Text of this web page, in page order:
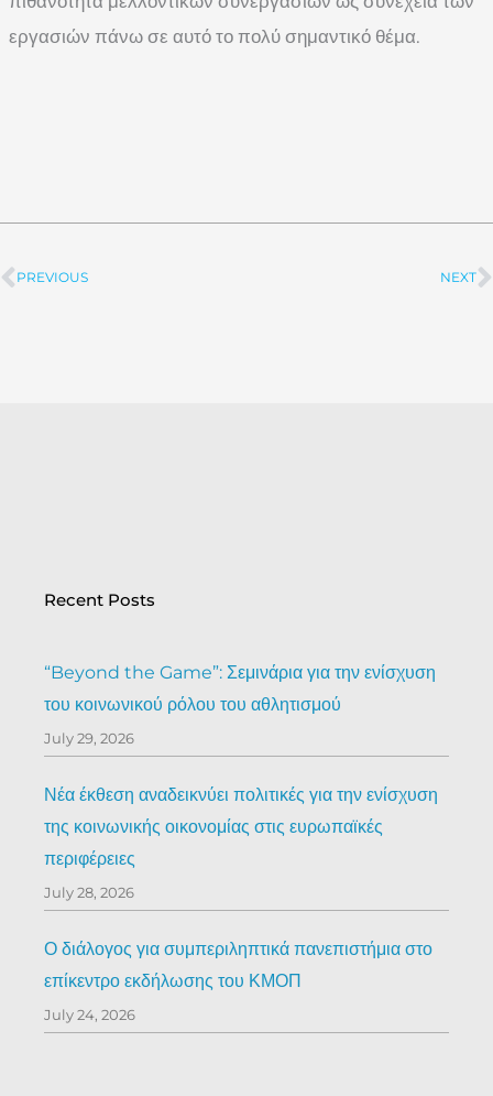
εργασιών πάνω σε αυτό το πολύ σημαντικό θέμα.
Prev
PREVIOUS NEXT
Recent Posts
“Beyond the Game”: Σεμινάρια για την ενίσχυση
του κοινωνικού ρόλου του αθλητισμού
July 29, 2026
Νέα έκθεση αναδεικνύει πολιτικές για την ενίσχυση
της κοινωνικής οικονομίας στις ευρωπαϊκές
περιφέρειες
July 28, 2026
Ο διάλογος για συμπεριληπτικά πανεπιστήμια στο
επίκεντρο εκδήλωσης του ΚΜΟΠ
July 24, 2026